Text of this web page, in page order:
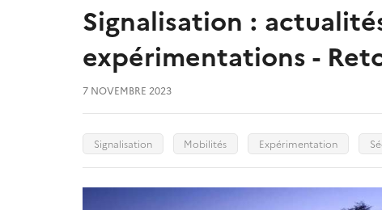
Signalisation :
expérimentations -
7 NOVEMBRE 2023
Signalisation Mobilités Expérimentation